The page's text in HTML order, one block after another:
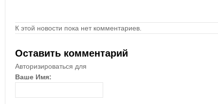
К этой новости пока нет комментариев.
Оставить комментарий
Авторизироваться для
Ваше Имя: